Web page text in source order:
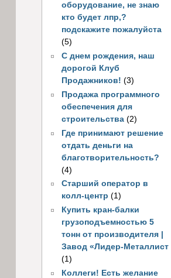
оборудование, не знаю
кто будет лпр,?
подскажите пожалуйста
(5)
С днем рождения, наш
дорогой Клуб
Продажников! (3)
Продажа программного
обеспечения для
строительства (2)
Где принимают решение
отдать деньги на
благотворительность?
(4)
Старший оператор в
колл-центр (1)
Купить кран-балки
грузоподъемностью 5
тонн от производителя |
Завод «Лидер-Металлист
(1)
Коллеги! Есть желание